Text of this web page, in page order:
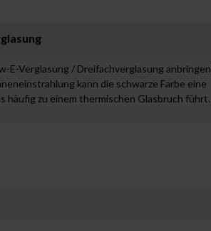
E-Verglasung / Dreifachverglasung
kann die schwarze Farbe eine
häufig zu einem thermischen Glasbruch führt.